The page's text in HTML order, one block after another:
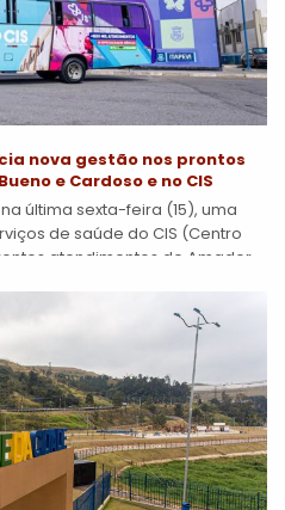
nova gestão nos prontos
e Cardoso e no CIS
última sexta-feira (15), uma
de saúde do CIS (Centro
atendimentos de Amador...